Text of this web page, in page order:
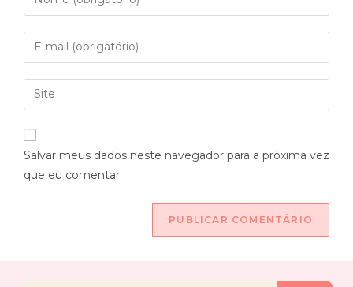
Salvar meus dados neste navegador para a próxima vez
que eu comentar.